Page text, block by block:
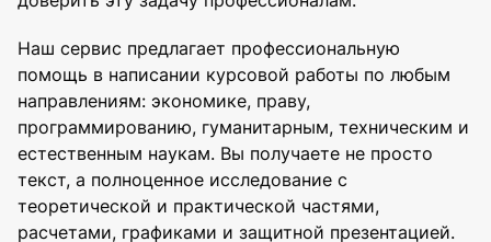
Наш сервис предлагает профессиональную
помощь в написании курсовой работы по любым
направлениям: экономике, праву,
программированию, гуманитарным, техническим и
естественным наукам. Вы получаете не просто
текст, а полноценное исследование с
теоретической и практической частями,
расчетами, графиками и защитной презентацией.